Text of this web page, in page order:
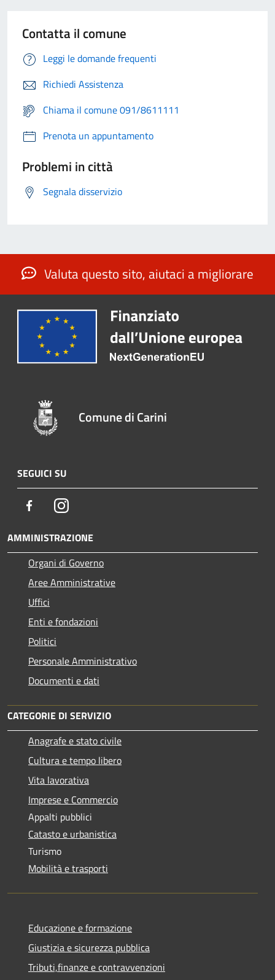
Contatta il comune
Leggi le domande frequenti
Richiedi Assistenza
Chiama il comune 091/8611111
Prenota un appuntamento
Problemi in città
Segnala disservizio
Valuta questo sito, aiutaci a migliorare
Comune di Carini
SEGUICI SU
FacebookInstagram
AMMINISTRAZIONE
Organi di Governo
Aree Amministrative
Uffici
Enti e fondazioni
Politici
Personale Amministrativo
Documenti e dati
CATEGORIE DI SERVIZIO
Anagrafe e stato civile
Cultura e tempo libero
Vita lavorativa
Imprese e Commercio
Appalti pubblici
Catasto e urbanistica
Turismo
Mobilità e trasporti
Educazione e formazione
Giustizia e sicurezza pubblica
Tributi,finanze e contravvenzioni